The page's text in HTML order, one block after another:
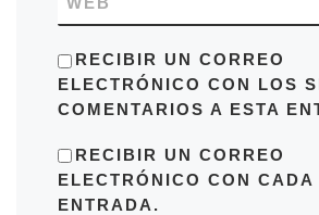
RECIBIR UN CORREO
ELECTRÓNICO CON LOS
COMENTARIOS A ESTA
RECIBIR UN CORREO
ELECTRÓNICO CON CADA
ENTRADA.